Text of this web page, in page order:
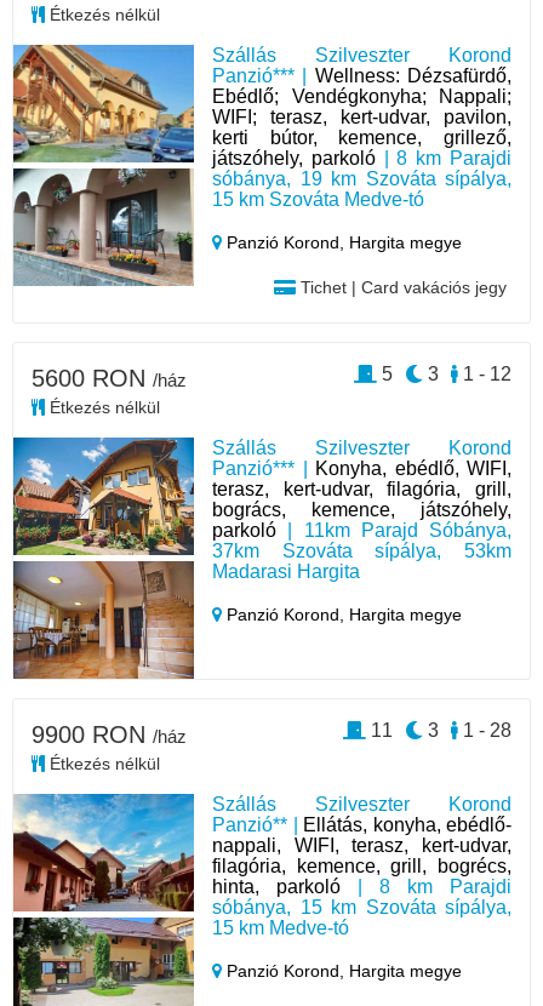
Szállás Szilveszter Korond
Panzió*** | Wellness: Dézsafürdő,
Ebédlő; Vendégkonyha; Nappali;
WIFI; terasz, kert-udvar, pavilon,
kerti bútor, kemence, grillező,
játszóhely, parkoló| 8 km Parajdi
sóbánya, 19 km Szováta sípálya,
15 km Szováta Medve-tó
Panzió Korond, Hargita megye
Tichet | Card vakációs jegy
Étkezés nélkül
Szállás Szilveszter Korond
Panzió*** |
Konyha, ebédlő, WIFI,
terasz, kert-udvar, filagória, grill,
bogrács, kemence, játszóhely,
parkoló | 11km Parajd Sóbánya,
37km Szováta sípálya, 53km
Madarasi Hargita
Panzió Korond, Hargita megye
5600 RON /ház
Étkezés nélkül
1 - 12
3
5
Szállás Szilveszter Korond
Panzió** |
Ellátás, konyha, ebédlő-
nappali, WIFI, terasz, kert-udvar,
filagória, kemence, grill, bogrécs,
hinta, parkoló | 8 km Parajdi
sóbánya, 15 km Szováta sípálya,
15 km Medve-tó
Panzió Korond, Hargita megye
9900 RON /ház
Étkezés nélkül
1 - 28
3
11